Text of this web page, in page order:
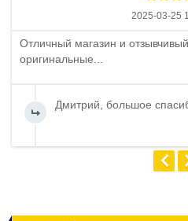
2025-03-25
Отличный магазин и
оригинальные...
Дмитрий, большое